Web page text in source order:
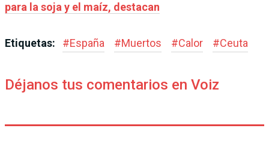
para la soja y el maíz, destacan
Etiquetas: #España #Muertos #Calor #Ceuta
Déjanos tus comentarios en Voiz